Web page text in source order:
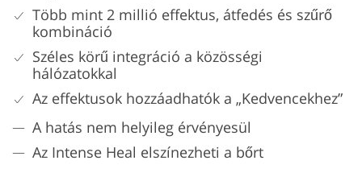
Több mint 2 millió effektus, átfedés és szűrő
kombináció
Széles körű integráció a közösségi
hálózatokkal
Az effektusok hozzáadhatók a „Kedvencekhez”
A hatás nem helyileg érvényesül
Az Intense Heal elszínezheti a bőrt